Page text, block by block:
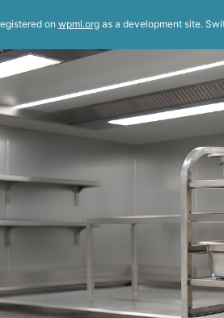
on wpml.orgas a development site.